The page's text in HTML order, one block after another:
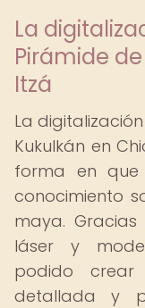
La
Pirámide
Itzá
La
Kukulkán en
forma en
conocimiento
maya.
láser y
podido crear
detallada y